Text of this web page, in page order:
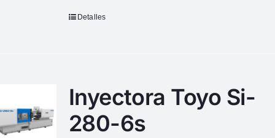
Detalles
Inyectora Toyo Si-
280-6s